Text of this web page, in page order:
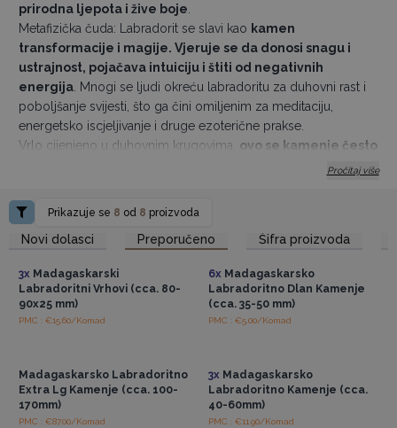
prirodna ljepota i žive boje.
Metafizička čuda: Labradorit se slavi kao kamen
transformacije i magije. Vjeruje se da donosi snagu i
ustrajnost, pojačava intuiciju i štiti od negativnih
energija. Mnogi se ljudi okreću labradoritu za duhovni rast i
poboljšanje svijesti, što ga čini omiljenim za meditaciju,
energetsko iscjeljivanje i druge ezoterične prakse.
Vrlo cijenjeno u duhovnim krugovima, ovo se kamenje često
koristi u meditaciji za smirivanje preaktivnog uma i
njegove sposobnosti
uravnoteživanja i zaštite aure,
jačanja psihičkih sposobnosti i poticanja emocionalnog
iscjeljivanja
paletom boja -prvenstveno plave i zelene, s bljeskovima žute,
narančaste i crvene. Ova dinamična vizualna privlačnost čini ih
savršenima za dekorativne svrhe, dodajući dašak prirodne
jedinstvene komade za preprodaju ili ih integrirati u holističke
prakse, ovo će kamenje zasigurno impresionirati i pružiti trajnu
vrijednost.
Pročitaj više
Prikazuje se 8 od 8 proizvoda
Novi dolasci Preporučeno Šifra proizvoda
Pristup veleprodajnim
cijenama
3x Madagaskarski
Labradoritni Vrhovi (cca. 80-
90x25 mm)
PMC : €15.60/Komad
Pristup veleprodajnim
cijenama
6x Madagaskarsko
Labradoritno Dlan Kamenje
(cca. 35-50 mm)
PMC : €5.00/Komad
Madagaskarsko Labradoritno
Extra Lg Kamenje (cca. 100-
170mm)
PMC : €87.00/Komad
3x Madagaskarsko
Labradoritno Kamenje (cca.
40-60mm)
PMC : €11.90/Komad